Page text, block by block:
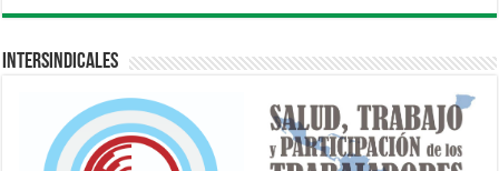
Intersindicales